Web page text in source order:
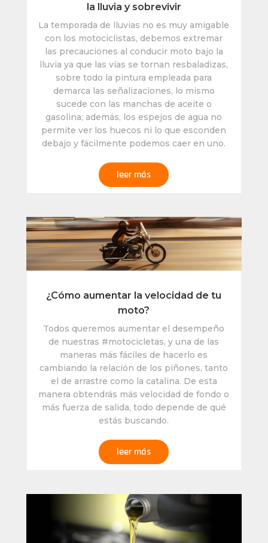
la lluvia y sobrevivir
La temporada de lluvias no es muy amigable
con los motociclistas, debemos extremar
las precauciones al conducir moto bajo la
lluvia ya que las vías se tornan resbaladizas,
sobre todo la pintura empleada para
demarca las señalizaciones, lo mismo
sucede con las manchas de aceite o
gasolina; además, los espejos de agua no
permite ver los huecos ni lo que esconden
debajo y fácilmente podemos caer en uno.
leer más
¿Cómo aumentar la velocidad de tu
moto?
Todos queremos aumentar el desempeño
de nuestras #motocicletas, y una de las
maneras más fáciles de hacerlo es
cambiando la relación de los piñones, tanto
el de arrastre como la catalina. De esta
manera obtendrás más velocidad de fondo o
más fuerza de salida, todo depende de qué
estás buscando.
leer más